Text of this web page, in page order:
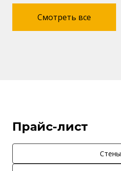
Смотреть все
Прайс-лист
Стены